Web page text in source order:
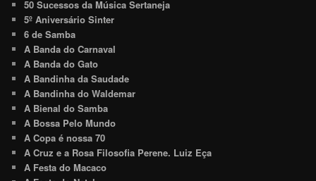
50 Sucessos da Música Sertaneja
5º Aniversário Sinter
6 de Samba
A Banda do Carnaval
A Banda do Gato
A Bandinha da Saudade
A Bandinha do Waldemar
A Bienal do Samba
A Bossa Pelo Mundo
A Copa é nossa 70
A Cruz e a Rosa Filosofia Perene. Luiz Eça
A Festa do Macaco